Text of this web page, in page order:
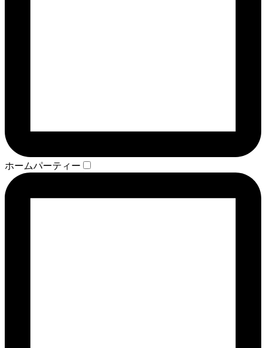
ホームパーティー